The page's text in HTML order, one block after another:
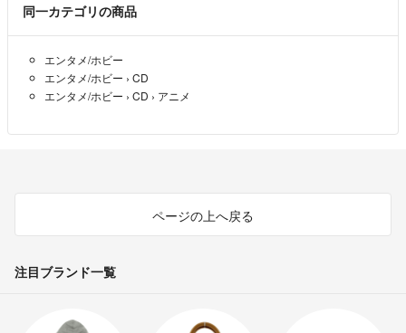
同一カテゴリの商品
エンタメ/ホビー
エンタメ/ホビー › CD
エンタメ/ホビー › CD › アニメ
ページの上へ戻る
注目ブランド一覧